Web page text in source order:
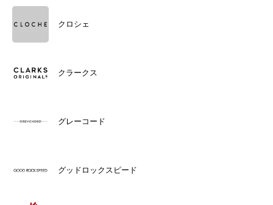
クロシェ
クラークス
グレーコード
グッドロックスピード